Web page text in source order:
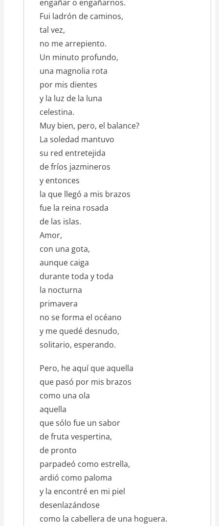
engañar o engañarnos.
Fui ladrón de caminos,
tal vez,
no me arrepiento.
Un minuto profundo,
una magnolia rota
por mis dientes
y la luz de la luna
celestina.
Muy bien, pero, el balance?
La soledad mantuvo
su red entretejida
de fríos jazmineros
y entonces
la que llegó a mis brazos
fue la reina rosada
de las islas.
Amor,
con una gota,
aunque caiga
durante toda y toda
la nocturna
primavera
no se forma el océano
y me quedé desnudo,
solitario, esperando.
Pero, he aquí que aquella
que pasó por mis brazos
como una ola
aquella
que sólo fue un sabor
de fruta vespertina,
de pronto
parpadeó como estrella,
ardió como paloma
y la encontré en mi piel
desenlazándose
como la cabellera de una hoguera.